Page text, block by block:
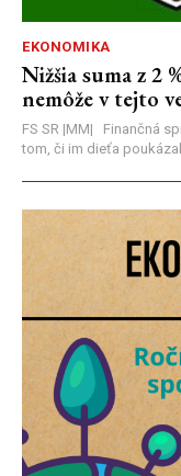
EKONOMIKA
Nižšia suma z 2
nemôže v tejto
FS SR |MM| Finančná
tom, či im dieťa